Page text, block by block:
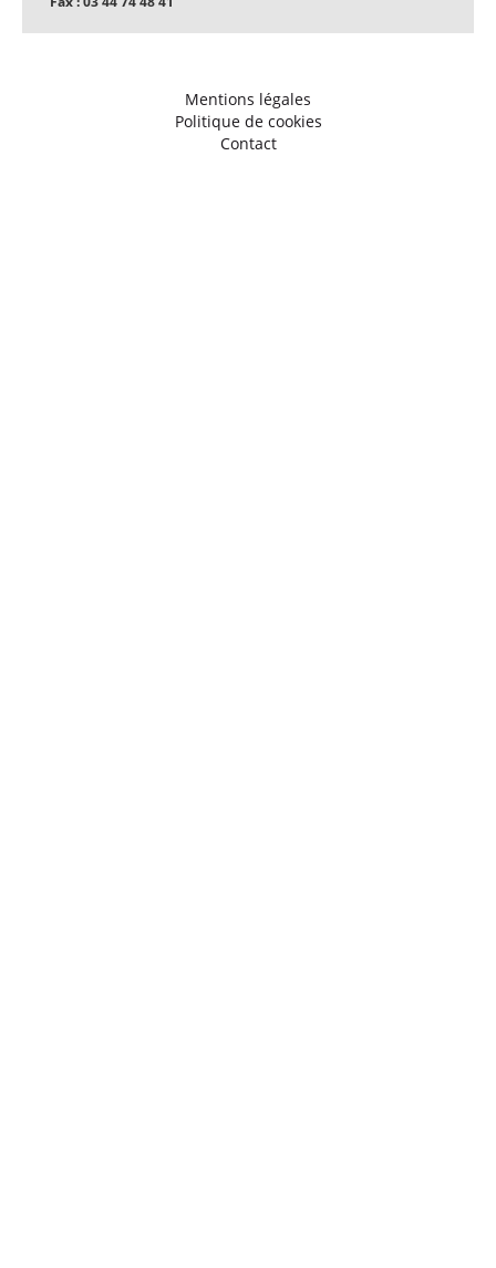
Mentions légales
Politique de cookies
Contact